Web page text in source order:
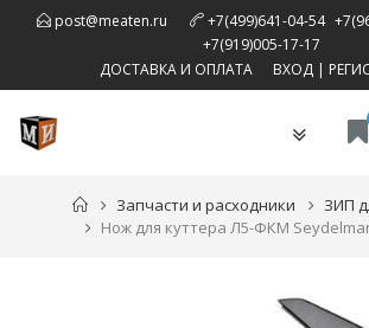
post@meaten.ru +7(499)641-04-54,
+7(919)005-17-17
ДОСТАВКА И ОПЛАТА
ВХОД|
Toggle
Запчасти и расходники
ЗИП
Нож для куттера Л5-ФКМ